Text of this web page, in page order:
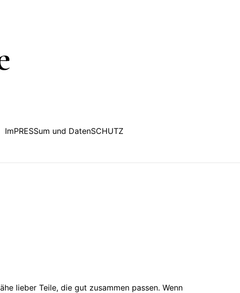
ImPRESSum und DatenSCHUTZ
lieber Teile, die gut zusammen passen. Wenn